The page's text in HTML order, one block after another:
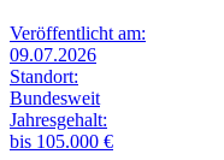
Veröffentlicht am:
09.07.2026
Standort:
Bundesweit
Jahresgehalt:
bis 105.000 €